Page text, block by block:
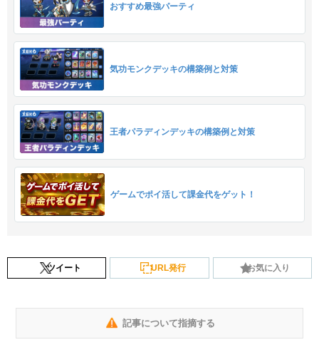
おすすめ最強パーティ
気功モンクデッキの構築例と対策
王者パラディンデッキの構築例と対策
ゲームでポイ活して課金代をゲット！
ツイート URL発行 お気に入り
記事について指摘する